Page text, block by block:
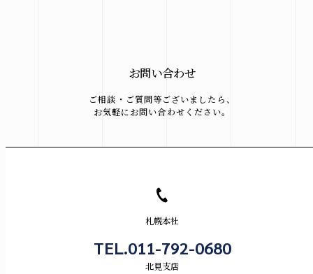
お問い合わせ
ご相談・ご質問等ございましたら、
お気軽にお問い合わせください。
札幌本社
TEL.011-792-0680
北見支店